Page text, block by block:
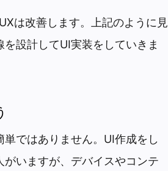
は改善します。上記のように見
設計してUI実装をしていきま
ではありません。UI作成をし
いますが、デバイスやコンテ